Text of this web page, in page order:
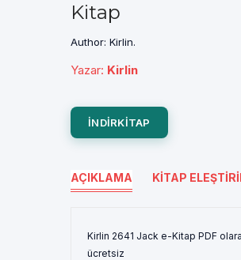
Kitap
Author: Kirlin.
Yazar: Kirlin
INDIRKITAP
AÇIKLAMA KITAP
Kirlin 2641 Jack e-Kitap PDF
ücretsiz